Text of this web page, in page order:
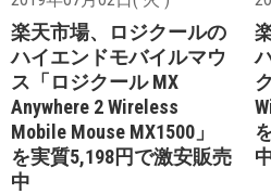
楽天市場、ロジクールの
ハイエンドモバイルマウ
ス「ロジクール MX
Anywhere 2 Wireless
Mobile Mouse MX1500」
を実質5,198円で激安販売
中